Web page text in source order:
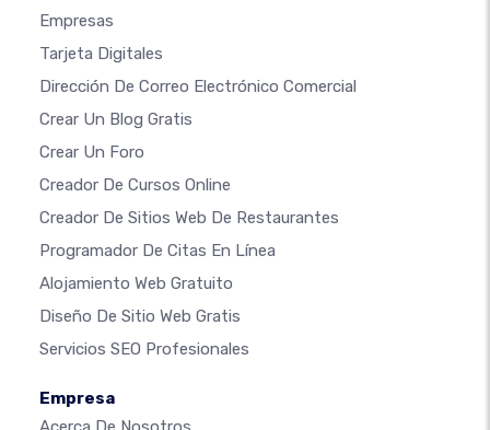
Empresas
Tarjeta Digitales
Dirección De Correo Electrónico Comercial
Crear Un Blog Gratis
Crear Un Foro
Creador De Cursos Online
Creador De Sitios Web De Restaurantes
Programador De Citas En Línea
Alojamiento Web Gratuito
Diseño De Sitio Web Gratis
Servicios SEO Profesionales
Empresa